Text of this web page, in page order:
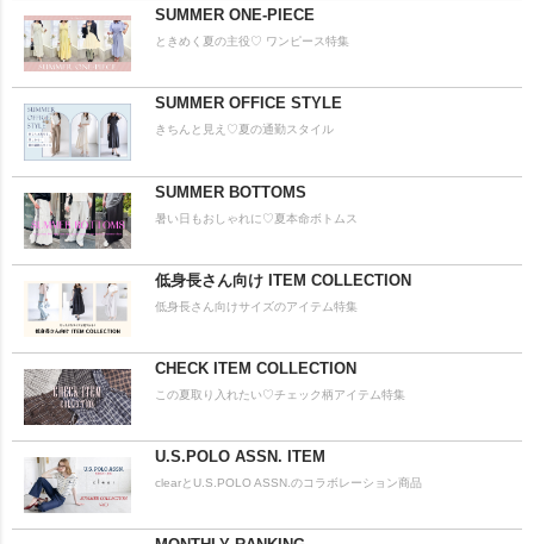
SUMMER ONE-PIECE
ときめく夏の主役♡ ワンピース特集
SUMMER OFFICE STYLE
きちんと見え♡夏の通勤スタイル
SUMMER BOTTOMS
暑い日もおしゃれに♡夏本命ボトムス
低身長さん向け ITEM COLLECTION
低身長さん向けサイズのアイテム特集
CHECK ITEM COLLECTION
この夏取り入れたい♡チェック柄アイテム特集
U.S.POLO ASSN. ITEM
clearとU.S.POLO ASSN.のコラボレーション商品